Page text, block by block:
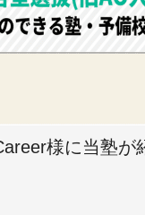
様に当塾が